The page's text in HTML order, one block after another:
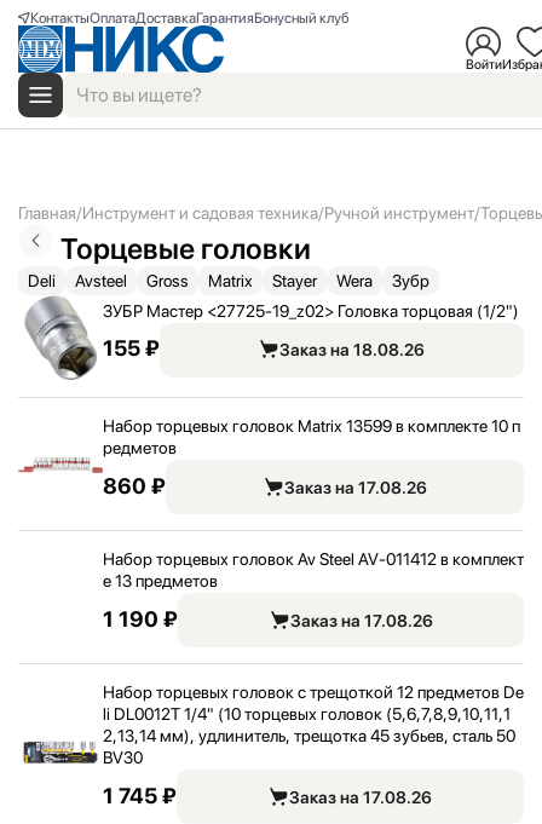
КонтактыОплатаДоставкаГарантияБонусный клуб
Войти
Главная Инструмент и садовая техника Ручной инструмент
Торцевые головки
Deli Avsteel Gross Matrix Stayer Wera Зубр
ЗУБР Мастер <27725-19_ z02> Головка торцовая (1/2")
155 ₽ Заказ на 18.08.26
Набор торцевых головок Matrix 13599 в комплекте 10 п
редметов
860 ₽ Заказ на 17.08.26
Набор торцевых головок Av Steel AV-011412 в комплект
е 13 предметов
1 190 ₽ Заказ на 17.08.26
Набор торцевых головок с трещоткой 12 предметов De
li DL0012T 1/4" (10 торцевых головок (5,6,7,8,9,10,11,1
2,13,14 мм), удлинитель, трещотка 45 зубьев, сталь 50
BV30
1 745 ₽ Заказ на 17.08.26